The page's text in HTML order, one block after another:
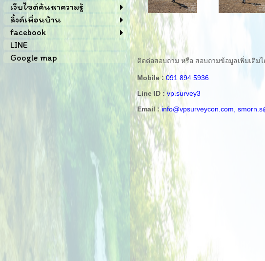
เว็บไซต์ค้นหาความรู้
ลิ้งค์เพื่อนบ้าน
facebook
LINE
Google map
ติดต่อสอบถาม หรือ สอบถามข้อมูลเพิ่มเติม
Mobile : 091 894 5936
Line ID : vp.survey3
Email : info@vpsurveycon.com,